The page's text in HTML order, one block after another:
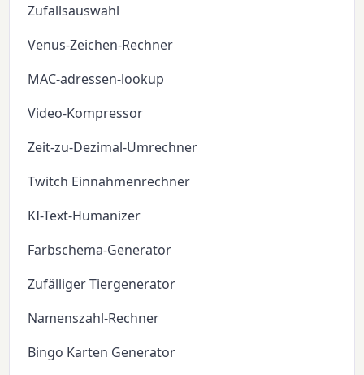
Zufallsauswahl
Venus-Zeichen-Rechner
MAC-adressen-lookup
Video-Kompressor
Zeit-zu-Dezimal-Umrechner
Twitch Einnahmenrechner
KI-Text-Humanizer
Farbschema-Generator
Zufälliger Tiergenerator
Namenszahl-Rechner
Bingo Karten Generator